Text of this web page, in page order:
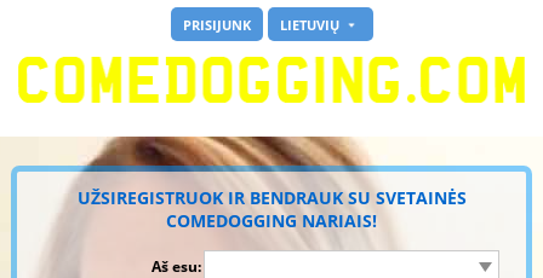
PRISIJUNK LIETUVIŲ
UŽSIREGISTRUOKIR BENDRAUK SU SVETAINĖS
COMEDOGGING NARIAIS!
Aš esu: